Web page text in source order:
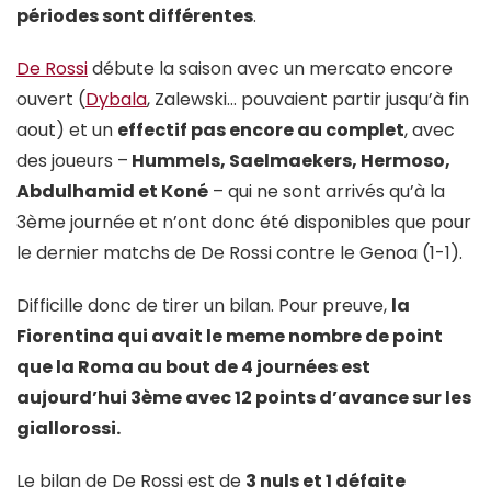
périodes sont différentes.
De Rossidébute la saison avec un mercato encore
ouvert (Dybala, Zalewski… pouvaient partir jusqu’à fin
aout) et un effectif pas encore au complet, avec
des joueurs – Hummels, Saelmaekers, Hermoso,
Abdulhamid et Koné – qui ne sont arrivés qu’à la
3ème journée et n’ont donc été disponibles que pour
le dernier matchs de De Rossi contre le Genoa (1-1).
Difficille donc de tirer un bilan. Pour preuve, la
Fiorentina qui avait le meme nombre de point
que la Roma au bout de 4 journées est
aujourd’hui 3ème avec 12 points d’avance sur les
giallorossi.
Le bilan de De Rossi est de 3 nuls et 1 défaite